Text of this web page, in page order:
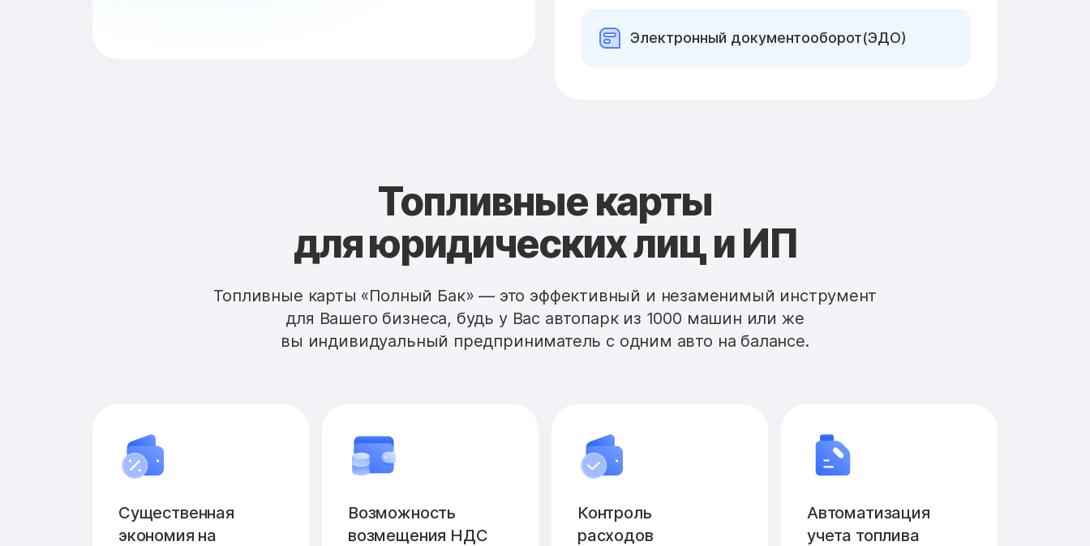
Электронный документооборот(ЭДО)
Топливные карты
для юридических лиц и ИП
Топливные карты «Полный Бак» — это эффективный и незаменимый инструмент
для Вашего бизнеса, будь у Вас автопарк из 1000 машин или же
вы индивидуальный предприниматель с одним авто на балансе.
Существенная
экономия на
Возможность
возмещения НДС
Контроль
расходов
Автоматизация
учета топлива